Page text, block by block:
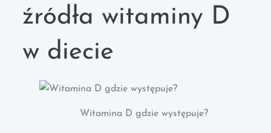
źródła witaminy D
w diecie
Witamina D gdzie występuje?